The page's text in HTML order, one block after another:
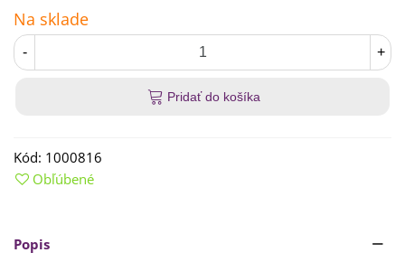
Na sklade
- +
Pridať do košíka
Kód: 1000816
Obľúbené
Popis